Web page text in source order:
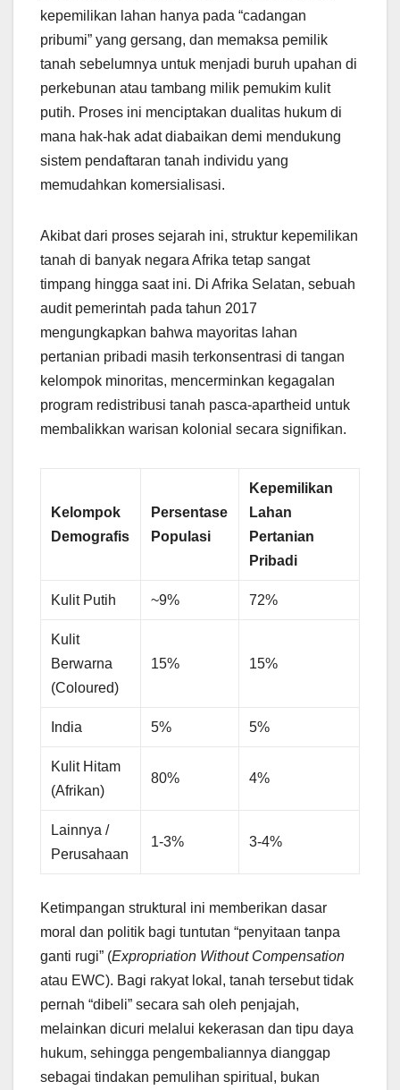
kepemilikan lahan hanya pada “cadangan
pribumi” yang gersang, dan memaksa pemilik
tanah sebelumnya untuk menjadi buruh upahan di
perkebunan atau tambang milik pemukim kulit
putih. Proses ini menciptakan dualitas hukum di
mana hak-hak adat diabaikan demi mendukung
sistem pendaftaran tanah individu yang
memudahkan komersialisasi.
Akibat dari proses sejarah ini, struktur kepemilikan
tanah di banyak negara Afrika tetap sangat
timpang hingga saat ini. Di Afrika Selatan, sebuah
audit pemerintah pada tahun 2017
mengungkapkan bahwa mayoritas lahan
pertanian pribadi masih terkonsentrasi di tangan
kelompok minoritas, mencerminkan kegagalan
program redistribusi tanah pasca-apartheid untuk
membalikkan warisan kolonial secara signifikan.
Kelompok
Demografis
Persentase
Populasi
Kepemilikan
Lahan
Pertanian
Pribadi
Kulit Putih ~9% 72%
Kulit
Berwarna
(Coloured)
15% 15%
India 5% 5%
Kulit Hitam
(Afrikan)
80% 4%
Lainnya /
Perusahaan
1-3% 3-4%
Ketimpangan struktural ini memberikan dasar
moral dan politik bagi tuntutan “penyitaan tanpa
ganti rugi” (Expropriation Without Compensation
atau EWC). Bagi rakyat lokal, tanah tersebut tidak
pernah “dibeli” secara sah oleh penjajah,
melainkan dicuri melalui kekerasan dan tipu daya
hukum, sehingga pengembaliannya dianggap
sebagai tindakan pemulihan spiritual, bukan